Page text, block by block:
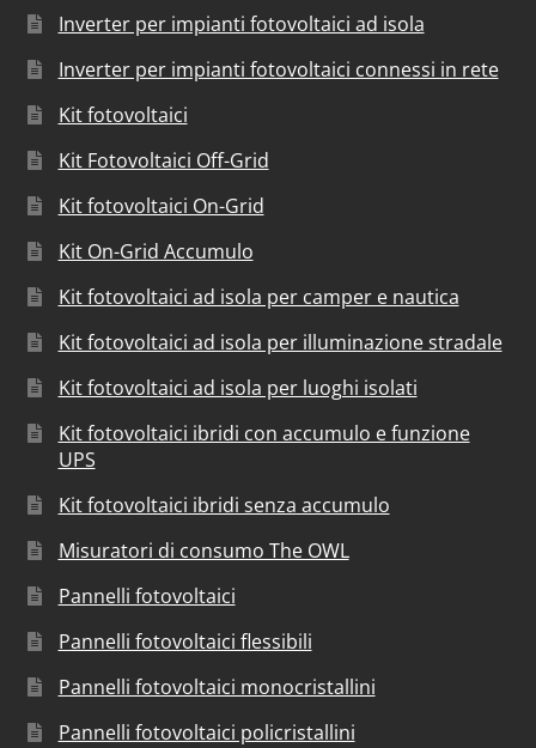
Inverter per impianti fotovoltaici ad isola
Inverter per impianti fotovoltaici connessi in rete
Kit fotovoltaici
Kit Fotovoltaici Off-Grid
Kit fotovoltaici On-Grid
Kit On-Grid Accumulo
Kit fotovoltaici ad isola per camper e nautica
Kit fotovoltaici ad isola per illuminazione stradale
Kit fotovoltaici ad isola per luoghi isolati
Kit fotovoltaici ibridi con accumulo e funzione
UPS
Kit fotovoltaici ibridi senza accumulo
Misuratori di consumo The OWL
Pannelli fotovoltaici
Pannelli fotovoltaici flessibili
Pannelli fotovoltaici monocristallini
Pannelli fotovoltaici policristallini